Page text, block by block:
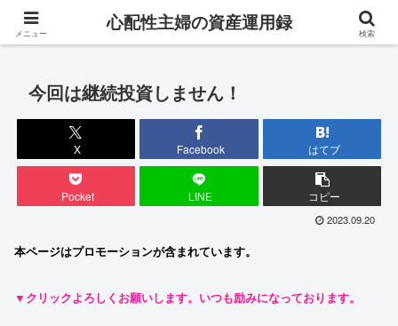
専業主婦が対人ストレス0・完全在宅でお金を稼ぐ成長ブログ
今回は継続投資しません！
X Facebook はてブ
Pocket LINE コピー
2023.09.20
本ページはプロモーションが含まれています。
▼クリックよろしくお願いします。いつも励みになっております。
メニュー 心配性主婦の資産運用録 検索